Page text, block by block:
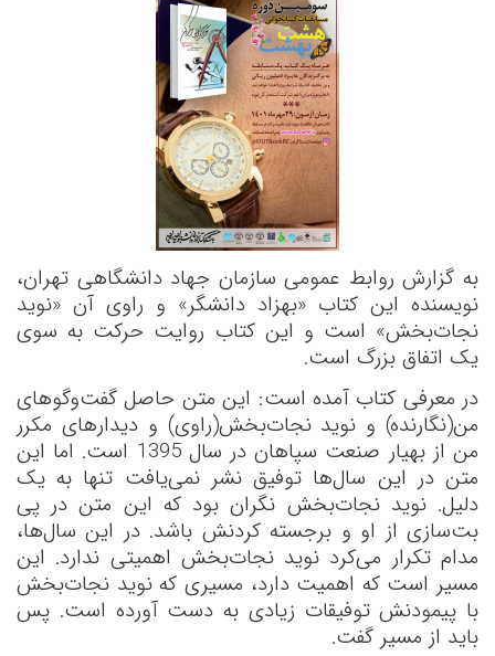
به گزارش روابط عمومی سازمان جهاد دانشگاهی تهران،
نویسنده این کتاب «بهزاد دانشگر» و راوی آن «نوید
نجات‌بخش» است و این کتاب روایت حرکت به سوی
یک اتفاق بزرگ است.
در معرفی کتاب آمده است: این متن حاصل گفت‌وگوهای
من(نگارنده) و نوید نجات‌بخش(راوی) و دیدارهای مکرر
من از بهیار صنعت سپاهان در سال 1395 است. اما این
متن در این سال‌ها توفیق نشر نمی‌یافت تنها به یک
دلیل. نوید نجات‌بخش نگران بود که این متن در پی
بت‌سازی از او و برجسته کردنش باشد. در این سال‌ها،
مدام تکرار می‌کرد نوید نجات‌بخش اهمیتی ندارد. این
مسیر است که اهمیت دارد، مسیری که نوید نجات‌بخش
با پیمودنش توفیقات زیادی به دست آورده است. پس
باید از مسیر گفت.